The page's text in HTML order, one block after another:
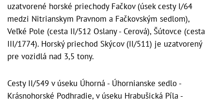
uzatvorené horské priechody Fačkov (úsek cesty I/64
medzi Nitrianskym Pravnom a Fačkovským sedlom),
Veľké Pole (cesta II/512 Oslany - Cerová), Šútovce (cesta
III/1774). Horský priechod Skýcov (II/511) je uzatvorený
pre vozidlá nad 3,5 tony.
Cesty II/549 v úseku Úhorná - Úhornianske sedlo -
Krásnohorské Podhradie, v úseku Hrabušická Píla -